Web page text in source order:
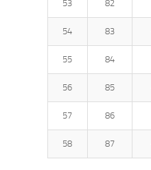
53 82
54 83
55 84
56 85
57 86
58 87